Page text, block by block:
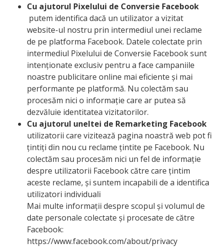
Cu ajutorul Pixelului de Conversie Facebook
putem identifica dacă un utilizator a vizitat
website-ul nostru prin intermediul unei reclame
de pe platforma Facebook. Datele colectate prin
intermediul Pixelului de Conversie Facebook sunt
intenționate exclusiv pentru a face campaniile
noastre publicitare online mai eficiente și mai
performante pe platformă. Nu colectăm sau
procesăm nici o informație care ar putea să
dezvăluie identitatea vizitatorilor.
Cu ajutorul uneltei de Remarketing Facebook
utilizatorii care vizitează pagina noastră web pot fi
țintiți din nou cu reclame țintite pe Facebook. Nu
colectăm sau procesăm nici un fel de informație
despre utilizatorii Facebook către care țintim
aceste reclame, și suntem incapabili de a identifica
utilizatori individuali
Mai multe informații despre scopul și volumul de
date personale colectate și procesate de către
Facebook:
https://www.facebook.com/about/privacy